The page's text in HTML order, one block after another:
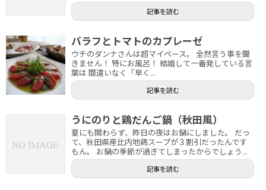
記事を読む
バラフとトマトのカプレーゼ
ウチのダンナさんは超マイペース。 全然言う事を聞
きません！ 特にお風呂！ 結婚して一番発している言
葉は 間違いなく「早く...
記事を読む
うにのりと鶏だんご鍋（秋田風）
夏にも関わらず、昨日の夜はお鍋にしました。 だっ
て、秋田県産比内地鶏スープが３割引だったんです
もん。 お鍋の季節が過ぎてしまったからでしょう...
記事を読む